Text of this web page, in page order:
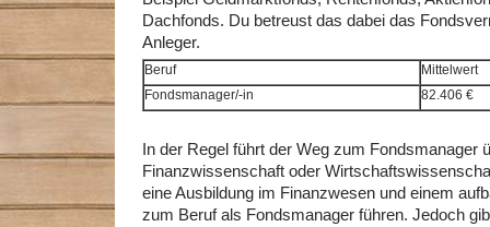
Dachfonds. Du betreust das dabei das
Anleger.
Beruf
Mittelwert
Fondsmanager/-in
82.406 €
In der Regel führt der Weg zum Fondsmanager
Finanzwissenschaft oder
eine Ausbildung im Finanzwesen und einem
zum Beruf als Fondsmanager führen. Jedoch